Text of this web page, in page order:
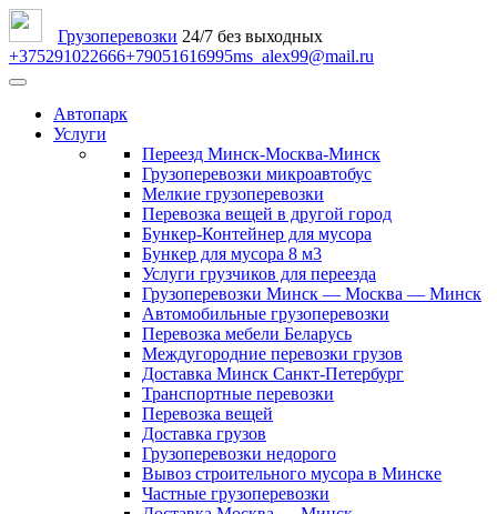
Грузоперевозки 24/7 без выходных
+375291022666+79051616995ms_alex99@mail.ru
Автопарк
Услуги
Переезд Минск-Москва-Минск
Грузоперевозки микроавтобус
Мелкие грузоперевозки
Перевозка вещей в другой город
Бункер-Контейнер для мусора
Бункер для мусора 8 м3
Услуги грузчиков для переезда
Грузоперевозки Минск — Москва — Минск
Автомобильные грузоперевозки
Перевозка мебели Беларусь
Междугородние перевозки грузов
Доставка Минск Санкт-Петербург
Транспортные перевозки
Перевозка вещей
Доставка грузов
Грузоперевозки недорого
Вывоз строительного мусора в Минске
Частные грузоперевозки